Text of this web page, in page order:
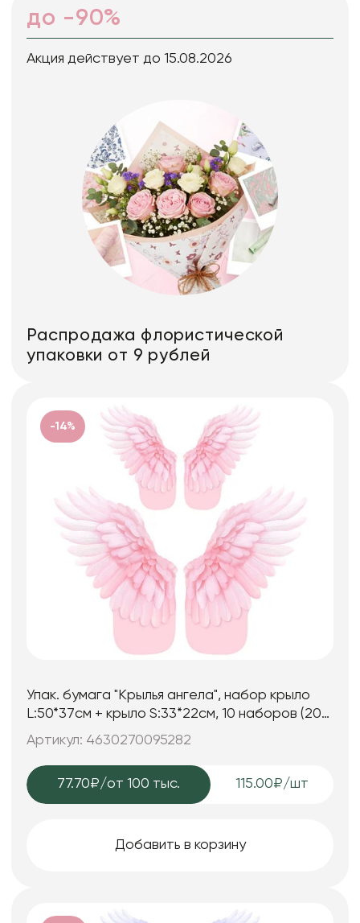
до -90%
Акция действует до 15.08.2026
Распродажа флористической
упаковки от 9 рублей
-14%
Упак. бумага "Крылья ангела", набор крыло
L:50*37см + крыло S:33*22см, 10 наборов (20
шт) /упак, розовый
Артикул: 4630270095282
77.70₽/от 100 тыс. 115.00₽/шт
Добавить в корзину